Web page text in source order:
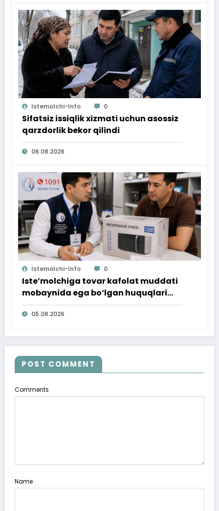
Istemolchi-Info 0
Sifatsiz issiqlik xizmati uchun asossiz
qarzdorlik bekor qilindi
06.08.2026
Istemolchi-Info 0
Iste’molchiga tovar kafolat muddati
mobaynida ega bo‘lgan huquqlari
ta’minlab berildi
05.08.2026
POST COMMENT
Comments
Name